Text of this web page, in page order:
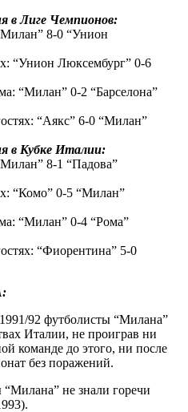
в Лиге Чемпионов:
8-0 “Унион
“Унион Люксембург” 0-6
“Милан” 0-2 “Барселона”
“Аякс” 6-0 “Милан”
в Кубке Италии:
8-1 “Падова”
“Комо” 0-5 “Милан”
“Милан” 0-4 “Рома”
“Фиорентина” 5-0
92 футболисты “Милана”
Италии, не проиграв ни
команде до этого, ни после
без поражений.
не знали горечи